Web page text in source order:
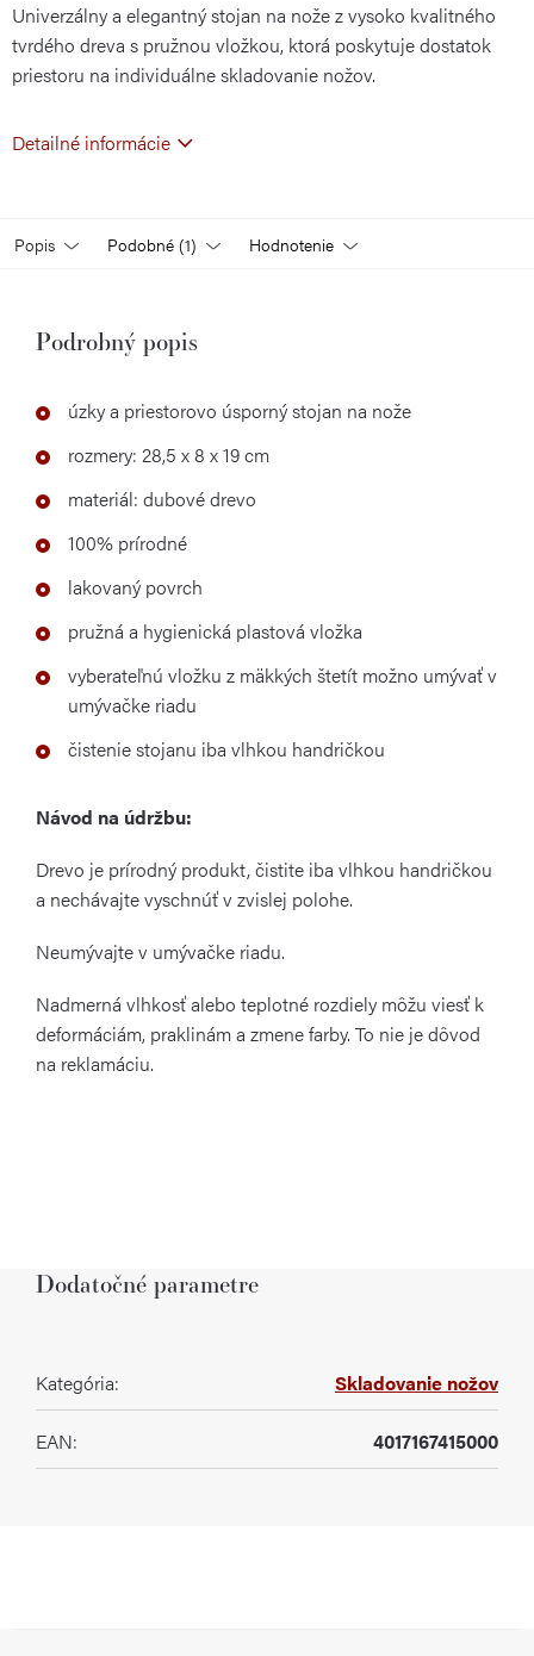
Univerzálny a elegantný stojan na nože z vysoko kvalitného
tvrdého dreva s pružnou vložkou, ktorá poskytuje dostatok
priestoru na individuálne skladovanie nožov.
Detailné informácie
Popis Podobné (1) Hodnotenie
Podrobný popis
úzky a priestorovo úsporný stojan na nože
rozmery: 28,5 x 8 x 19 cm
materiál: dubové drevo
100% prírodné
lakovaný povrch
pružná a hygienická plastová vložka
vyberateľnú vložku z mäkkých štetít možno umývať v
umývačke riadu
čistenie stojanu iba vlhkou handričkou
Návod na údržbu:
Drevo je prírodný produkt, čistite iba vlhkou handričkou
a nechávajte vyschnúť v zvislej polohe.
Neumývajte v umývačke riadu.
Nadmerná vlhkosť alebo teplotné rozdiely môžu viesť k
deformáciám, praklinám a zmene farby. To nie je dôvod
na reklamáciu.
Dodatočné parametre
Kategória: Skladovanie nožov
EAN: 4017167415000